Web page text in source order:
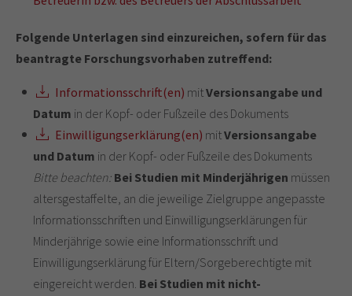
Folgende Unterlagen sind einzureichen, sofern für das
beantragte Forschungsvorhaben zutreffend:
Informationsschrift(en) mitVersionsangabe und
Datum in der Kopf- oder Fußzeile des Dokuments
Einwilligungserklärung(en) mitVersionsangabe
und Datum in der Kopf- oder Fußzeile des Dokuments
Bitte beachten: Bei Studien mit Minderjährigen müssen
altersgestaffelte, an die jeweilige Zielgruppe angepasste
Informationsschriften und Einwilligungserklärungen für
Minderjährige sowie eine Informationsschrift und
Einwilligungserklärung für Eltern/Sorgeberechtigte mit
eingereicht werden. Bei Studien mit nicht-